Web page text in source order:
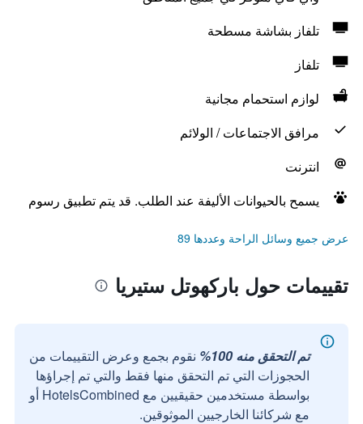
تلفاز بشاشة مسطحة
تلفاز
لوازم استحمام مجانية
مرافق الاجتماعات / الولائم
انترنت
يسمح بالحيوانات الأليفة عند الطلب. قد يتم تطبيق رسوم
عرض جميع وسائل الراحة وعددها 89
تقييمات حول باركهوتل ستيريا
تم التحقق منه 100%
نقوم بجمع وعرض التقييمات من
الحجوزات التي تم التحقق منها فقط والتي تم إجراؤها
بواسطة مستخدمين حقيقيين مع HotelsCombined أو
مع شركائنا الخارجيين الموثوقين.